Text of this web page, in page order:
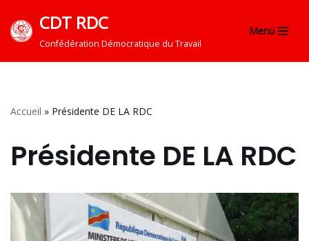
Aller
CDT RDC
Confédération Démocratique du Travail
Menu
Accueil » Présidente DE LA RDC
Présidente DE LA RDC